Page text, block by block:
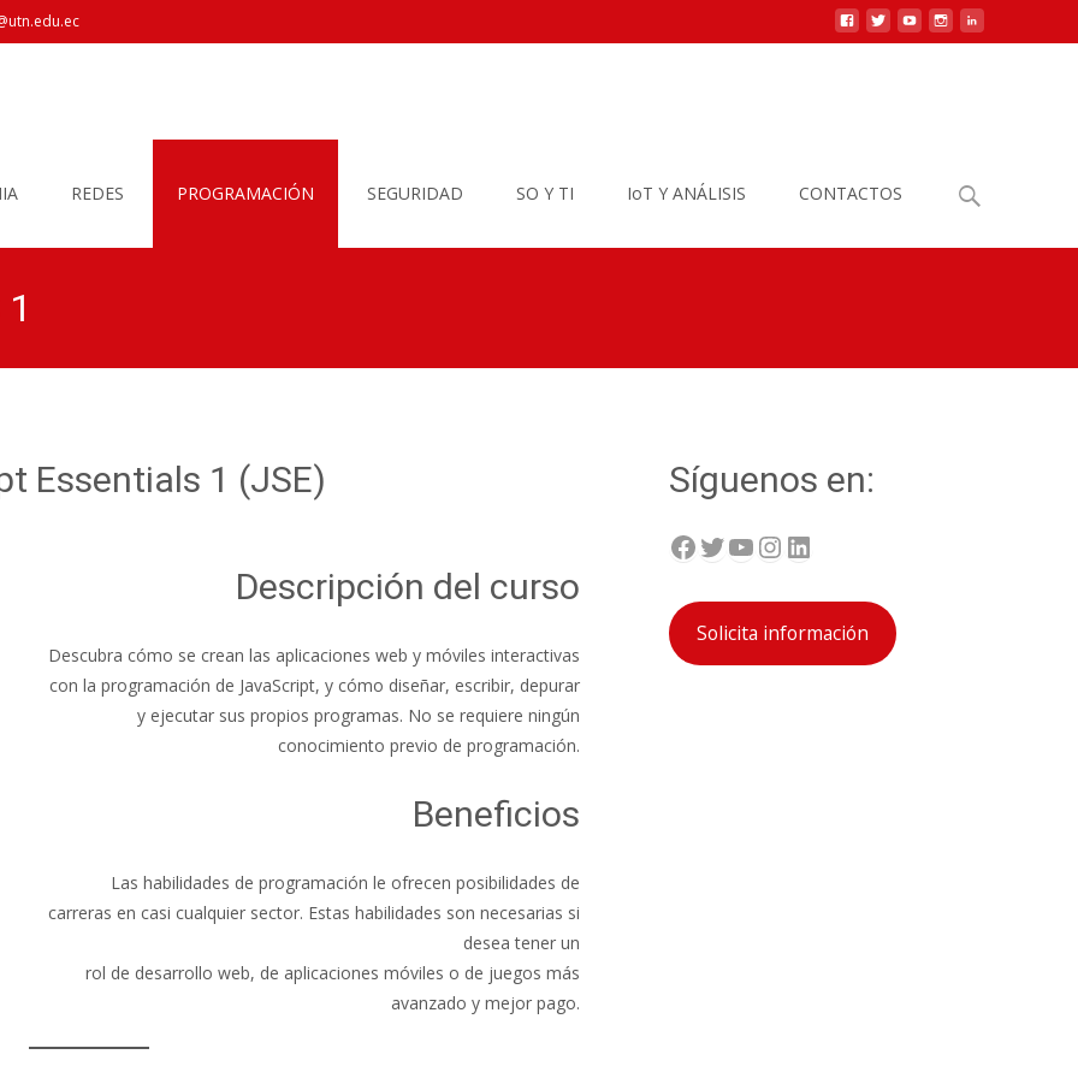
REDES PROGRAMACIÓN SEGURIDAD SO Y TI IoT Y ANÁLISIS CONTACTOS
Buscar
por:
Essentials 1 (JSE)
Descripción del curso
Descubra cómo se crean las aplicaciones web y móviles interactivas
con la programación de JavaScript, y cómo diseñar, escribir, depurar
y ejecutar sus propios programas. No se requiere ningún
conocimiento previo de programación.
Beneficios
Las habilidades de programación le ofrecen posibilidades de
carreras en casi cualquier sector. Estas habilidades son necesarias si
desea tener un
rol de desarrollo web, de aplicaciones móviles o de juegos más
avanzado y mejor pago.
Síguenos en:
Facebook Twitter YouTube InstagramLinkedIn
Solicita información